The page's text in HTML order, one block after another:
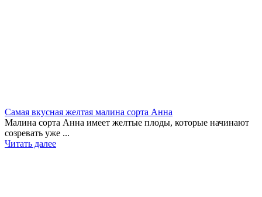
Самая вкусная желтая малина сорта Анна
Малина сорта Анна имеет желтые плоды, которые начинают
созревать уже ...
Читать далее